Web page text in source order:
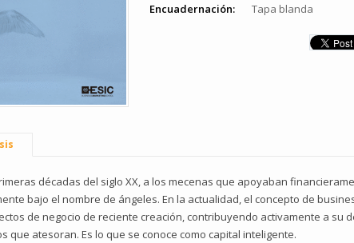
Encuadernación:
Tapa blanda
décadas del siglo XX, a los mecenas que apoyaban
bajo el nombre de ángeles. En la actualidad, el concepto de
de negocio de reciente creación, contribuyendo activamente a su
que atesoran. Es lo que se conoce como capital inteligente.